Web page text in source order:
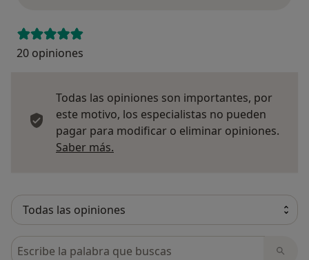
20 opiniones
Todas las opiniones son importantes, por
este motivo, los especialistas no pueden
pagar para modificar o eliminar opiniones.
Saber más.
Busca en opiniones